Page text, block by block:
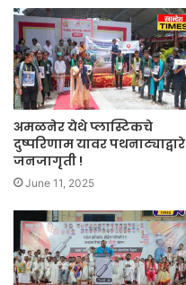
अमळनेर येथे प्लास्टिकचे
दुष्परिणाम यावर पथनाट्याद्वारे
जनजागृती !
June 11, 2025